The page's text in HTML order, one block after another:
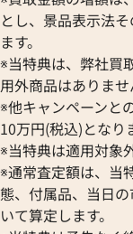
とし、景品表示法
ます。
※当特典は、弊社買
用外商品はありませ
※他キャンペーンと
10万円(税込)となり
※当特典は適用対象
※通常査定額は、当
態、付属品、当日
いて算定します。